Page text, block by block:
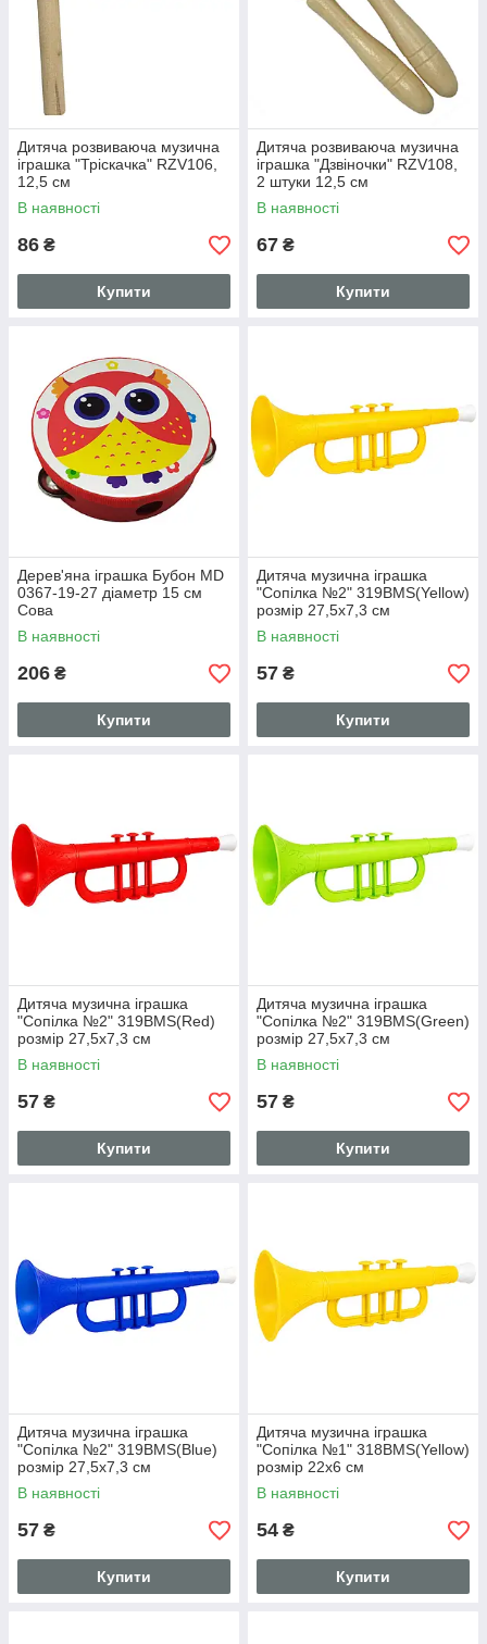
Дитяча розвиваюча музична
іграшка "Тріскачка" RZV106,
12,5 см
В наявності
86 ₴
Купити
Дитяча розвиваюча музична
іграшка "Дзвіночки" RZV108,
2 штуки 12,5 см
В наявності
67 ₴
Купити
Дерев'яна іграшка Бубон MD
0367-19-27 діаметр 15 см
Сова
В наявності
206 ₴
Купити
Дитяча музична іграшка
"Сопілка №2" 319BMS(Yellow)
розмір 27,5х7,3 см
В наявності
57 ₴
Купити
Дитяча музична іграшка
"Сопілка №2" 319BMS(Red)
розмір 27,5х7,3 см
В наявності
57 ₴
Купити
Дитяча музична іграшка
"Сопілка №2" 319BMS(Green)
розмір 27,5х7,3 см
В наявності
57 ₴
Купити
Дитяча музична іграшка
"Сопілка №2" 319BMS(Blue)
розмір 27,5х7,3 см
В наявності
57 ₴
Купити
Дитяча музична іграшка
"Сопілка №1" 318BMS(Yellow)
розмір 22х6 см
В наявності
54 ₴
Купити